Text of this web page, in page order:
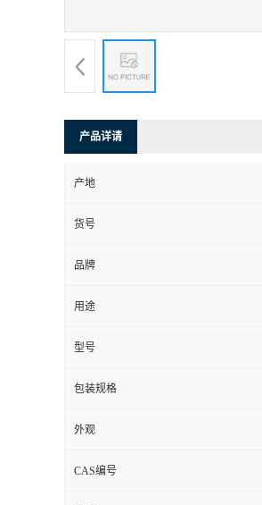
产品详请
产地
货号
品牌
用途
型号
包装规格
外观
CAS编号